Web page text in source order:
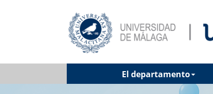
El departamento